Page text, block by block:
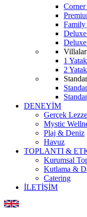
Family
Villalar
1
2
DENEYİM
Gerçek
Mystic
Plaj & Deniz
Havuz
TOPLANTI &
Kurumsal
Kutlama &
Catering
İLETİŞİM